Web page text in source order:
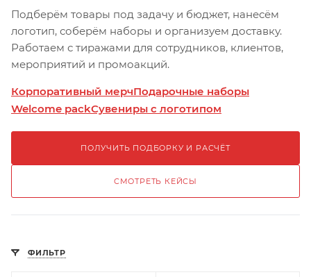
Подберём товары под задачу и бюджет, нанесём
логотип, соберём наборы и организуем доставку.
Работаем с тиражами для сотрудников, клиентов,
мероприятий и промоакций.
Корпоративный мерчПодарочные наборы
Welcome packСувениры с логотипом
ПОЛУЧИТЬ ПОДБОРКУ И РАСЧЁТ
СМОТРЕТЬ КЕЙСЫ
ФИЛЬТР